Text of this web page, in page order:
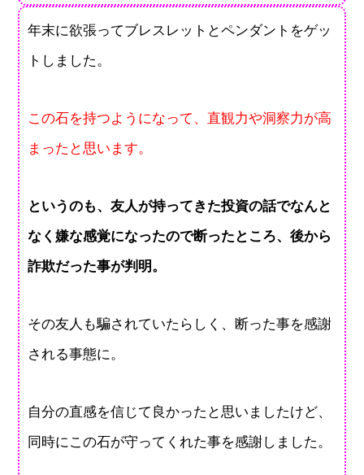
年末に欲張ってブレスレットとペンダントをゲッ
トしました。
この石を持つようになって、直観力や洞察力が高
まったと思います。
というのも、友人が持ってきた投資の話でなんと
なく嫌な感覚になったので断ったところ、後から
詐欺だった事が判明。
その友人も騙されていたらしく、断った事を感謝
される事態に。
自分の直感を信じて良かったと思いましたけど、
同時にこの石が守ってくれた事を感謝しました。